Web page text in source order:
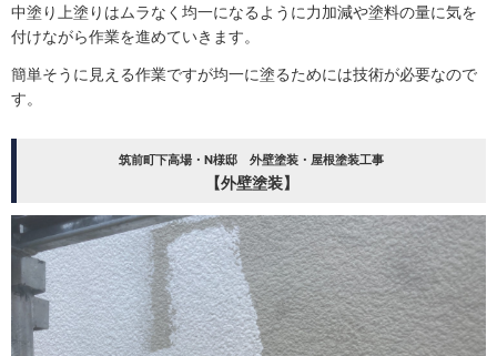
中塗り上塗りはムラなく均一になるように力加減や塗料の量に気を
付けながら作業を進めていきます。
簡単そうに見える作業ですが均一に塗るためには技術が必要なので
す。
筑前町下高場・N様邸 外壁塗装・屋根塗装工事
【外壁塗装】